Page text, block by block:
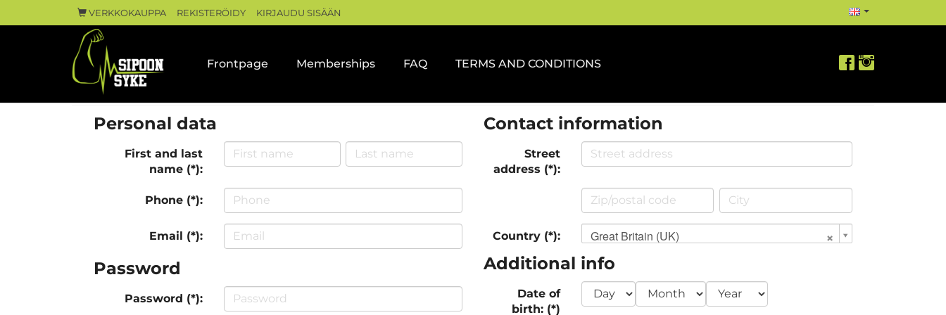
VERKKOKAUPPA REKISTERÖIDY KIRJAUDU SISÄÄN
Frontpage Memberships FAQ TERMS AND CONDITIONS
Personal data
First and last
name (*):
Phone (*):
Email (*):
Password
Password (*):
Contact information
Street
address (*):
Country (*): Great Britain (UK)
Additional info
Date of
birth: (*)